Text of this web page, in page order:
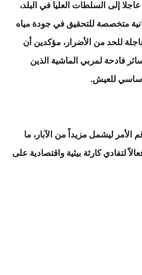
إلى السلطات العليا في البلد،
متخصصة للتحقيق في جودة مياه
عاجلة للحد من الأضرار، مؤكدين أن
فادحة لمربي الماشية الذين
للعيش.
الأمر ليشمل مزيداً من الآبار، ما
لتفادي كارثة بيئية واقتصادية على